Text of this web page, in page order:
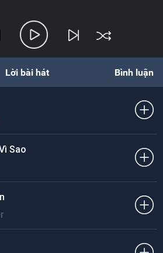
Lời bài hát Bình luận
Sao